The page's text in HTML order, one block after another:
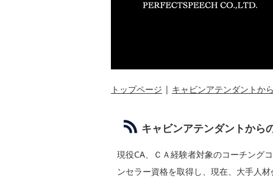
トップページ | キャビンアテンダントか
キャビンアテンダントから
現役CA、ＣＡ経験者対象のコーチング
ンセラー資格を取得し、現在、大手人